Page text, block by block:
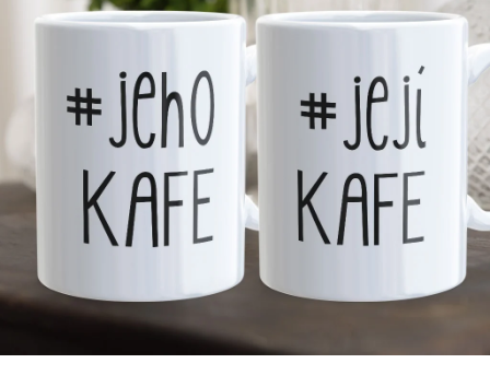
Domácnost
Kolekce
Oblečení
Přihlášení